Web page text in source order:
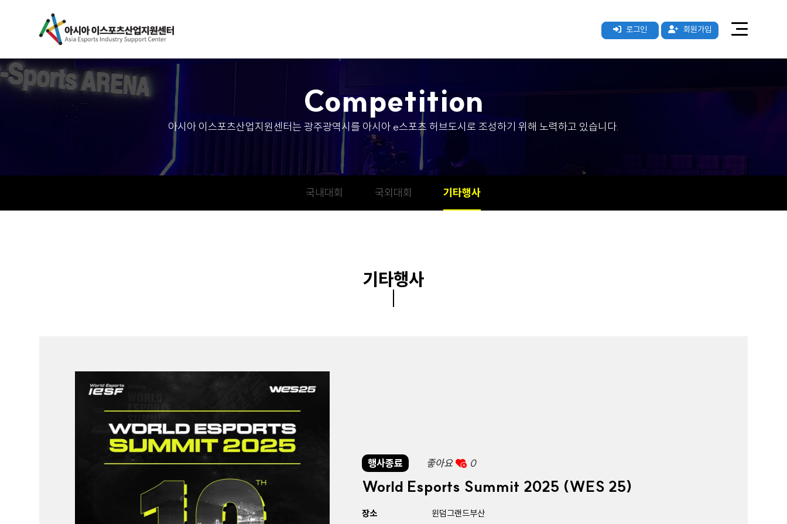
로그인 회원가입
Competition
아시아 이스포츠산업지원센터는 광주광역시를 아시아 e스포츠 허브도시로 조성하기 위해 노력하고 있습니다.
국내대회 국외대회 기타행사
기타행사
행사종료 좋아요 0
World Esports Summit 2025 (WES 25)
장소 윈덤그랜드부산